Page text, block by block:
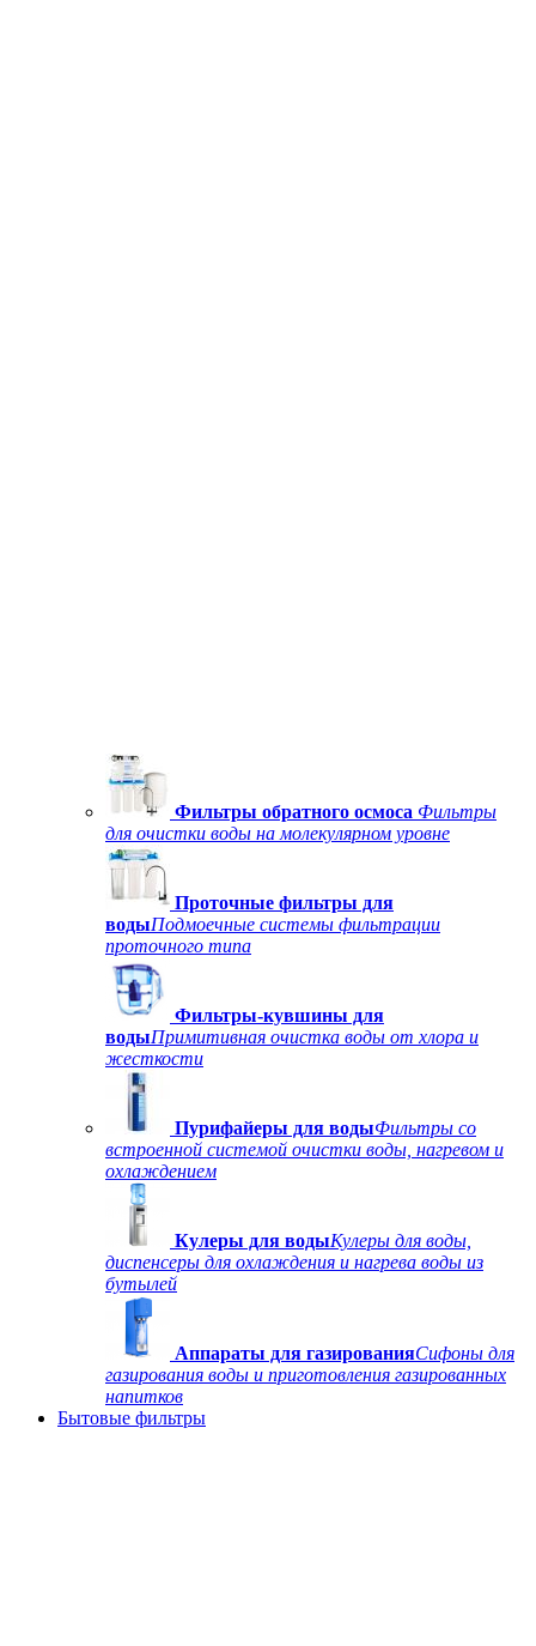
Фильтры обратного осмоса Фильтры
для очистки воды на молекулярном уровне
Проточные фильтры для
водыПодмоечные системы фильтрации
проточного типа
Фильтры-кувшины для
водыПримитивная очистка воды от хлора и
жесткости
Пурифайеры для водыФильтры со
встроенной системой очистки воды, нагревом и
охлаждением
Кулеры для водыКулеры для воды,
диспенсеры для охлаждения и нагрева воды из
бутылей
Аппараты для газированияСифоны для
газирования воды и приготовления газированных
напитков
Бытовые фильтры